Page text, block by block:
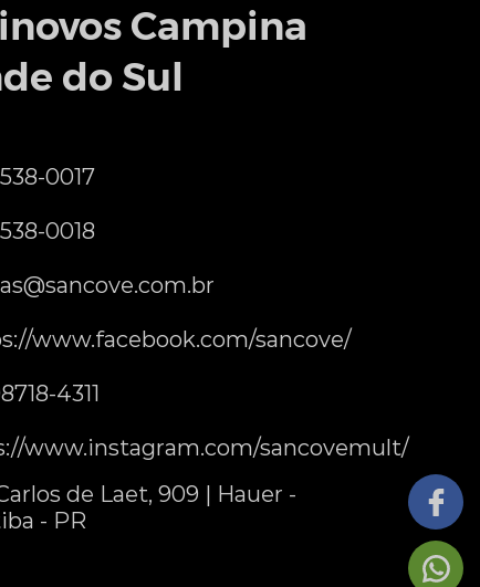
Campina
do Sul
0017
0018
www.facebook.com/sancove/
4311
www.instagram.com/sancovemult/
de Laet, 909 | Hauer -
- PR